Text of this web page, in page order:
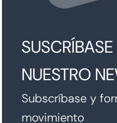
NUESTRO
Subscríbase y
movimiento